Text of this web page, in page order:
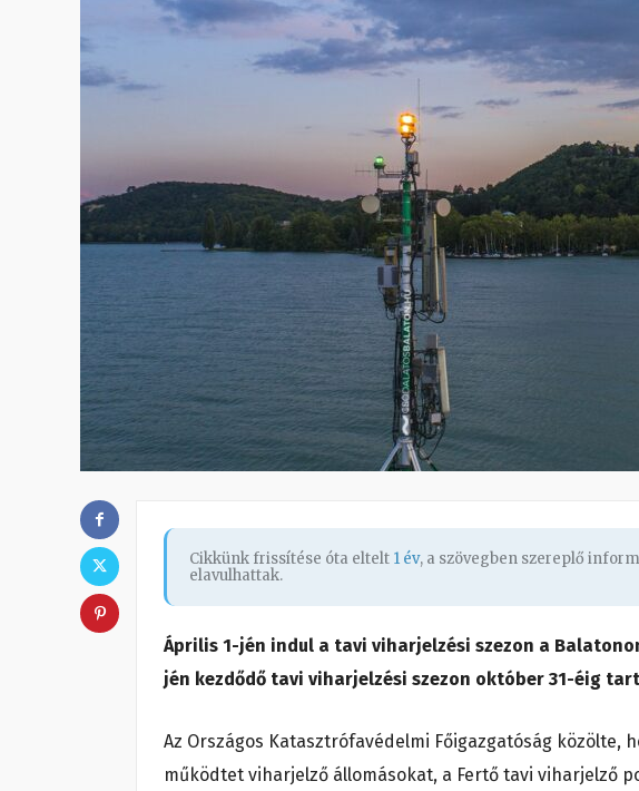
Cikkünk frissítése óta eltelt 1 év, a szövegben szereplő
elavulhattak.
Április 1-jén indul a tavi viharjelzési szezon a
jén kezdődő tavi viharjelzési szezon október 31-éig
Az Országos Katasztrófavédelmi Főigazgatóság közölte,
működtet viharjelző állomásokat, a Fertő tavi viharjelző